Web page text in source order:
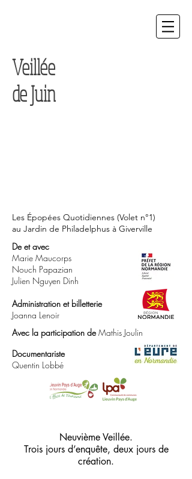
Veillée
de Juin
Les Épopées Quotidiennes (Volet n°1)
au Jardin de Philadelphus à Giverville
De et avec
Marie Maucorps
Nouch Papazian
Julien Nguyen Dinh
Administration et billetterie
Joanna Lenoir
Avec la participation deMathis Joulin
Documentariste
Quentin Lobbé
Neuvième Veillée.
Trois jours d’enquête, deux jours de
création.